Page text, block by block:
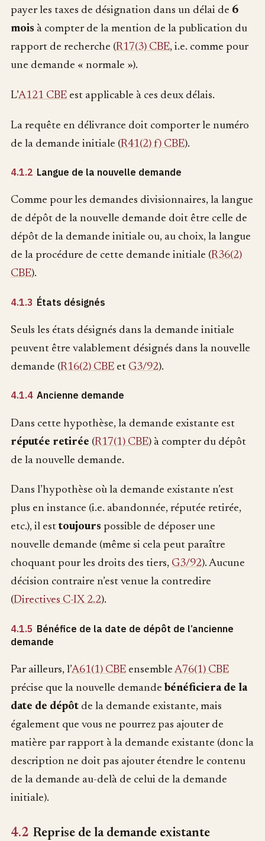
payer les taxes de désignation dans un délai de 6
mois à compter de la mention de la publication du
rapport de recherche (R17(3) CBE, i.e. comme pour
une demande « normale »).
L’A121 CBE est applicable à ces deux délais.
La requête en délivrance doit comporter le numéro
de la demande initiale (R41(2) f) CBE).
4.1.2 Langue de la nouvelle demande
Comme pour les demandes divisionnaires, la langue
de dépôt de la nouvelle demande doit être celle de
dépôt de la demande initiale ou, au choix, la langue
de la procédure de cette demande initiale (R36(2)
CBE).
4.1.3 États désignés
Seuls les états désignés dans la demande initiale
peuvent être valablement désignés dans la nouvelle
demande (R16(2) CBE et G3/92).
4.1.4 Ancienne demande
Dans cette hypothèse, la demande existante est
réputée retirée (R17(1) CBE) à compter du dépôt
de la nouvelle demande.
Dans l’hypothèse où la demande existante n’est
plus en instance (i.e. abandonnée, réputée retirée,
etc.), il esttoujours possible de déposer une
nouvelle demande (même si cela peut paraître
choquant pour les droits des tiers, G3/92). Aucune
décision contraire n’est venue la contredire
(Directives C-IX 2.2).
4.1.5 Bénéfice de la date de dépôt de l’ancienne
demande
Par ailleurs, l’A61(1) CBE ensemble A76(1) CBE
précise que la nouvelle demande bénéficiera de la
date de dépôt de la demande existante, mais
également que vous ne pourrez pas ajouter de
matière par rapport à la demande existante (donc la
description ne doit pas ajouter étendre le contenu
de la demande au-delà de celui de la demande
initiale).
4.2 Reprise de la demande existante